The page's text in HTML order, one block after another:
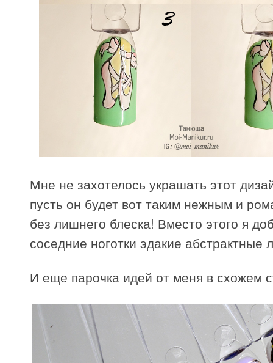
Мне не захотелось украшать этот
пусть он будет вот таким нежным и
без лишнего блеска! Вместо этого я
соседние ноготки эдакие абстрактные
И еще парочка идей от меня в схожем